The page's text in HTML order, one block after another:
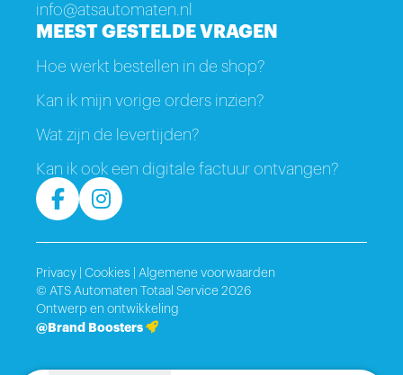
info@atsautomaten.nl
MEEST GESTELDE VRAGEN
Hoe werkt bestellen in de shop?
Kan ik mijn vorige orders inzien?
Wat zijn de levertijden?
Kan ik ook een digitale factuur ontvangen?
Ontwerp en ontwikkeling
@Brand Boosters
© ATS Automaten Totaal Service 2026
Privacy Cookies Algemene voorwaarden